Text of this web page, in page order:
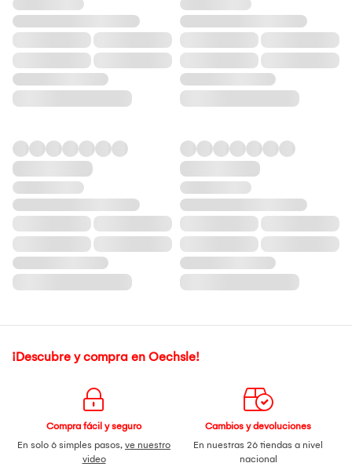
¡Descubre y compra en Oechsle!
Compra fácil y seguro
En solo 6 simples pasos, ve nuestro
video
Cambios y devoluciones
En nuestras 26 tiendas a nivel
nacional